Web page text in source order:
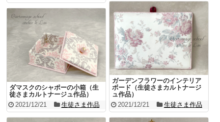
ガーデンフラワーのインテリア
ボード（生徒さまカルトナージ
ュ作品）
2021/12/21
生徒さま作品
ダマスクのシャポーの小箱（生
徒さまカルトナージュ作品）
2021/12/21
生徒さま作品